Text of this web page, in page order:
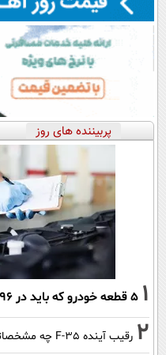
پربیننده های روز
1 ۵ قطعه خودرو که باید در ۹۶ هزار کیلومتر عوض کنید
2 رقیب آینده F-35 چه مشخصاتی دارد؟